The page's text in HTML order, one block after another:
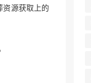
源获取上的